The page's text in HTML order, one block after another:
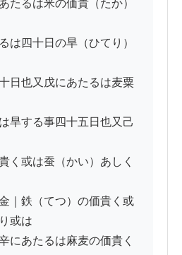
たるは米の価貴（たか）
は四十日の旱（ひてり）
日也又戊にあたるは麦粟
旱する事四十五日也又己
く或は蚕（かい）あしく
｜鉄（てつ）の価貴く或
或は
にあたるは麻麦の価貴く